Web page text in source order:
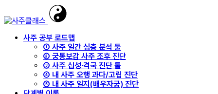
사주 공부 로드맵
① 사주 일간 심층 분석 툴
② 궁통보감 사주 조후 진단
③ 사주 십성·격국 진단 툴
④ 내 사주 오행 과다/고립 진단
⑤ 내 사주 일지(배우자궁) 진단